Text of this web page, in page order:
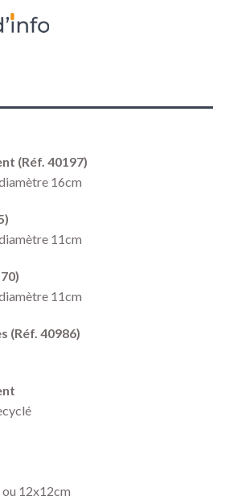
(Réf. 40197)
16cm
11cm
11cm
(Réf. 40986)
12x12cm